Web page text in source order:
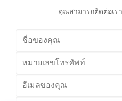
คุณสามารถติดต่อเร